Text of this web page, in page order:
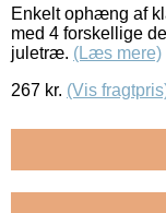
Enkelt ophæng af
med 4 forskellige
juletræ. (Læs mere)
267 kr. (Vis